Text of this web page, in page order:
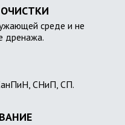
среде и не
дренажа.
СНиП, СП.